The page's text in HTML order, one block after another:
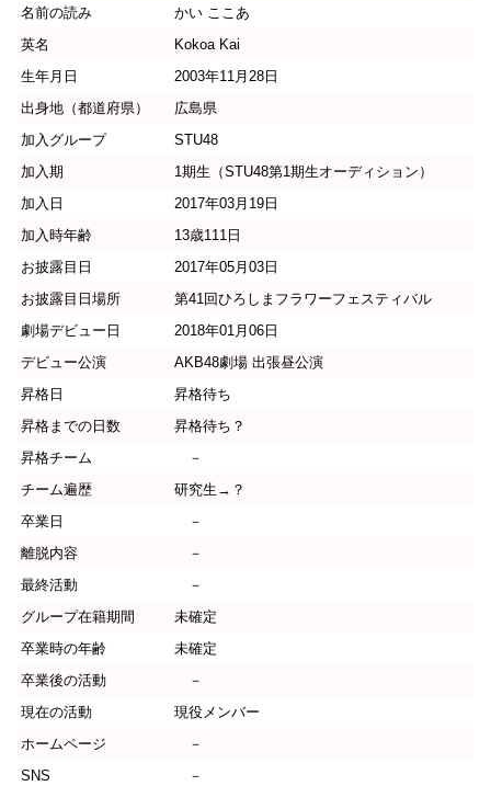
名前の読み
かい ここあ
英名
Kokoa Kai
生年月日
2003年11月28日
出身地（都道府県）
広島県
加入グループ
STU48
加入期
1期生（STU48第1期生オーディション）
加入日
2017年03月19日
加入時年齢
13歳111日
お披露目日
2017年05月03日
お披露目日場所
第41回ひろしまフラワーフェスティバル
劇場デビュー日
2018年01月06日
デビュー公演
AKB48劇場 出張昼公演
昇格日
昇格待ち
昇格までの日数
昇格待ち？
昇格チーム
－
チーム遍歴
研究生→？
卒業日
－
離脱内容
－
最終活動
－
グループ在籍期間
未確定
卒業時の年齢
未確定
卒業後の活動
－
現在の活動
現役メンバー
ホームページ
－
SNS
－